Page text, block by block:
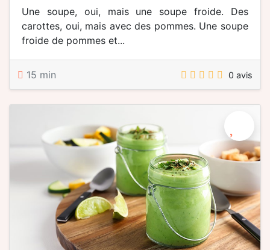
Une soupe, oui, mais une soupe froide. Des
carottes, oui, mais avec des pommes. Une soupe
froide de pommes et...
15 min 0 avis